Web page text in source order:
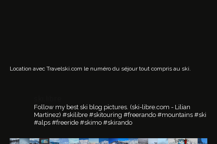
Location avec Travelski.com le numéro du séjour tout compris au ski.
Follow my best ski blog pictures. (ski-libre.com - Lilian
Martinez) #skilibre #skitouring #freerando #mountains #ski
#alps #freeride #skimo #skirando